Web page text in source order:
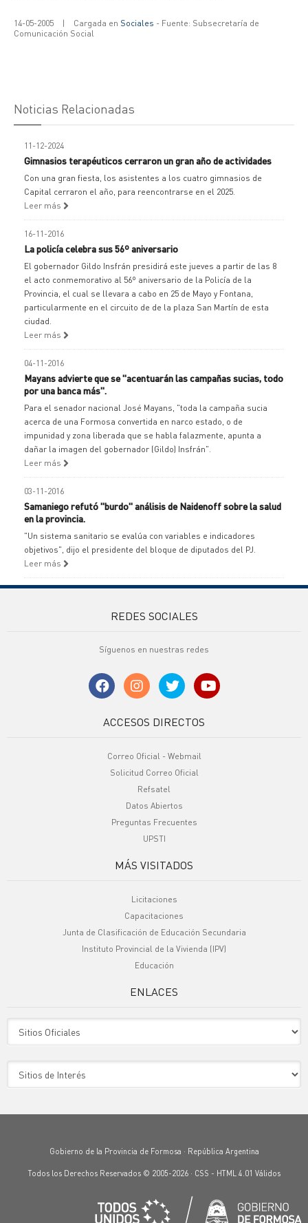
14-05-2005 | Cargada en Sociales - Fuente: Subsecretaría de
Comunicación Social
Noticias Relacionadas
11-12-2024
Gimnasios terapéuticos cerraron un gran año de actividades
Con una gran fiesta, los asistentes a los cuatro gimnasios de
Capital cerraron el año, para reencontrarse en el 2025.
Leer más
16-11-2016
La policía celebra sus 56º aniversario
El gobernador Gildo Insfrán presidirá este jueves a partir de las 8
el acto conmemorativo al 56º aniversario de la Policía de la
Provincia, el cual se llevara a cabo en 25 de Mayo y Fontana,
particularmente en el circuito de de la plaza San Martín de esta
ciudad.
Leer más
04-11-2016
Mayans advierte que se "acentuarán las campañas sucias, todo
por una banca más".
Para el senador nacional José Mayans, "toda la campaña sucia
acerca de una Formosa convertida en narco estado, o de
impunidad y zona liberada que se habla falazmente, apunta a
dañar la imagen del gobernador (Gildo) Insfrán".
Leer más
03-11-2016
Samaniego refutó "burdo" análisis de Naidenoff sobre la salud
en la provincia.
"Un sistema sanitario se evalúa con variables e indicadores
objetivos", dijo el presidente del bloque de diputados del PJ.
Leer más
REDES SOCIALES
Síguenos en nuestras redes
ACCESOS DIRECTOS
Correo Oficial - Webmail
Solicitud Correo Oficial
Refsatel
Datos Abiertos
Preguntas Frecuentes
UPSTI
MÁS VISITADOS
Licitaciones
Capacitaciones
Junta de Clasificación de Educación Secundaria
Instituto Provincial de la Vivienda (IPV)
Educación
ENLACES
Gobierno de la Provincia de Formosa · República Argentina
Todos los Derechos Reservados © 2005-2026 · CSS - HTML 4.01 Válidos